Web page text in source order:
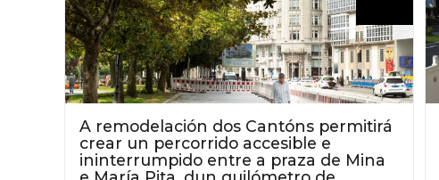
A remodelación dos Cantóns permitirá
crear un percorrido accesible e
ininterrumpido entre a praza de Mina